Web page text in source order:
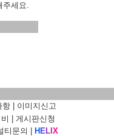
주세요.
항
이미지신고
게시판신청
티문의 H ELI X